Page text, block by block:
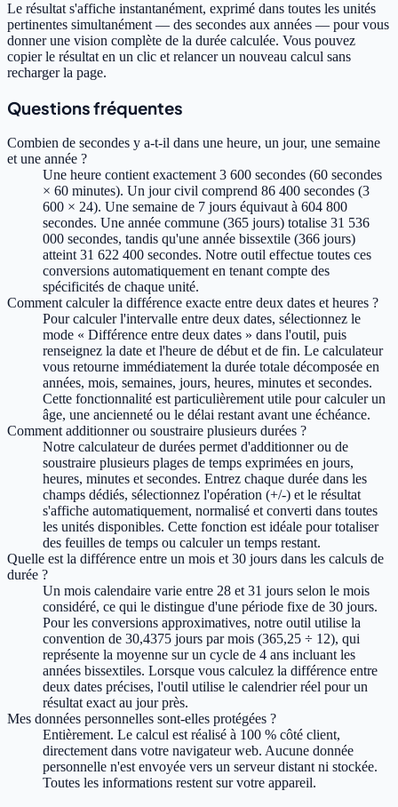
Le résultat s'affiche instantanément, exprimé dans toutes les unités
pertinentes simultanément — des secondes aux années — pour vous
donner une vision complète de la durée calculée. Vous pouvez
copier le résultat en un clic et relancer un nouveau calcul sans
recharger la page.
Questions fréquentes
Combien de secondes y a-t-il dans une heure, un jour, une semaine
et une année ?
Une heure contient exactement 3 600 secondes (60 secondes
× 60 minutes). Un jour civil comprend 86 400 secondes (3
600 × 24). Une semaine de 7 jours équivaut à 604 800
secondes. Une année commune (365 jours) totalise 31 536
000 secondes, tandis qu'une année bissextile (366 jours)
atteint 31 622 400 secondes. Notre outil effectue toutes ces
conversions automatiquement en tenant compte des
spécificités de chaque unité.
Comment calculer la différence exacte entre deux dates et heures ?
Pour calculer l'intervalle entre deux dates, sélectionnez le
mode « Différence entre deux dates » dans l'outil, puis
renseignez la date et l'heure de début et de fin. Le calculateur
vous retourne immédiatement la durée totale décomposée en
années, mois, semaines, jours, heures, minutes et secondes.
Cette fonctionnalité est particulièrement utile pour calculer un
âge, une ancienneté ou le délai restant avant une échéance.
Comment additionner ou soustraire plusieurs durées ?
Notre calculateur de durées permet d'additionner ou de
soustraire plusieurs plages de temps exprimées en jours,
heures, minutes et secondes. Entrez chaque durée dans les
champs dédiés, sélectionnez l'opération (+/-) et le résultat
s'affiche automatiquement, normalisé et converti dans toutes
les unités disponibles. Cette fonction est idéale pour totaliser
des feuilles de temps ou calculer un temps restant.
Quelle est la différence entre un mois et 30 jours dans les calculs de
durée ?
Un mois calendaire varie entre 28 et 31 jours selon le mois
considéré, ce qui le distingue d'une période fixe de 30 jours.
Pour les conversions approximatives, notre outil utilise la
convention de 30,4375 jours par mois (365,25 ÷ 12), qui
représente la moyenne sur un cycle de 4 ans incluant les
années bissextiles. Lorsque vous calculez la différence entre
deux dates précises, l'outil utilise le calendrier réel pour un
résultat exact au jour près.
Mes données personnelles sont-elles protégées ?
Entièrement. Le calcul est réalisé à 100 % côté client,
directement dans votre navigateur web. Aucune donnée
personnelle n'est envoyée vers un serveur distant ni stockée.
Toutes les informations restent sur votre appareil.